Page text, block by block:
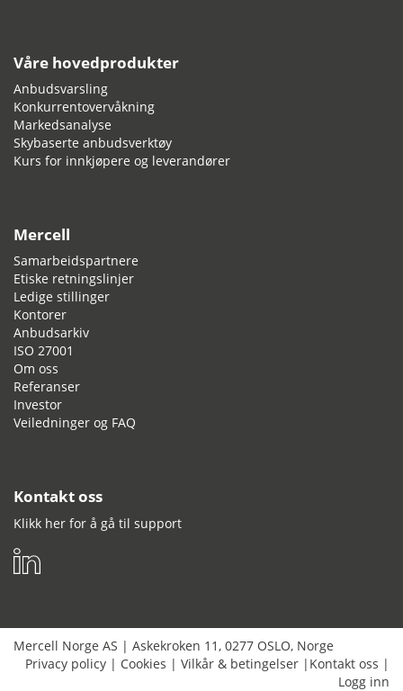
Våre hovedprodukter
Anbudsvarsling
Konkurrentovervåkning
Markedsanalyse
Skybaserte anbudsverktøy
Kurs for innkjøpere og leverandører
Mercell
Samarbeidspartnere
Etiske retningslinjer
Ledige stillinger
Kontorer
Anbudsarkiv
ISO 27001
Om oss
Referanser
Investor
Veiledninger og FAQ
Kontakt oss
Klikk her for å gå til support
Mercell Norge AS | Askekroken 11 , 0277 OSLO, Norge
Privacy policy | Cookies | Vilkår & betingelser | Kontakt oss |
Logg inn